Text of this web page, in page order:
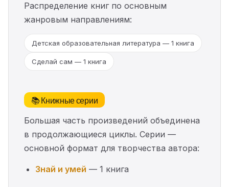
Распределение книг по основным
жанровым направлениям:
Детская образовательная литература — 1 книга
Сделай сам — 1 книга
📚 Книжные серии
Большая часть произведений объединена
в продолжающиеся циклы. Серии —
основной формат для творчества автора:
Знай и умей — 1 книга